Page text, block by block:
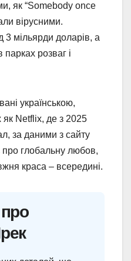
як “Somebody once
вірусними.
мільярди доларів, а
парках розваг і
українською,
як Netflix, де з 2025
за даними з сайту
про глобальну любов,
краса – всередині.